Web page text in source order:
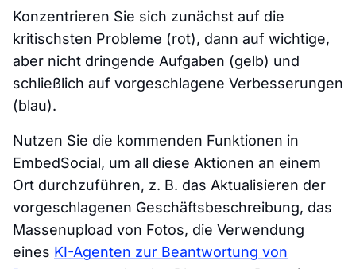
Konzentrieren Sie sich zunächst auf die
kritischsten Probleme (rot), dann auf wichtige,
aber nicht dringende Aufgaben (gelb) und
schließlich auf vorgeschlagene Verbesserungen
(blau).
Nutzen Sie die kommenden Funktionen in
EmbedSocial, um all diese Aktionen an einem
Ort durchzuführen, z. B. das Aktualisieren der
vorgeschlagenen Geschäftsbeschreibung, das
Massenupload von Fotos, die Verwendung
eines KI-Agenten zur Beantwortung von